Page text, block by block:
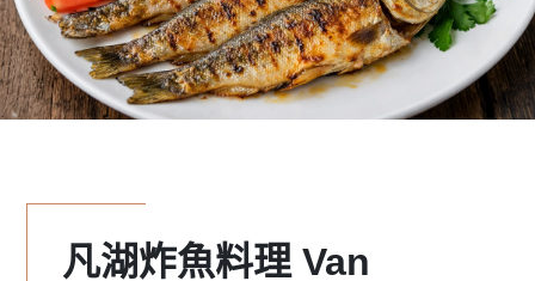
凡湖炸魚料理 Van